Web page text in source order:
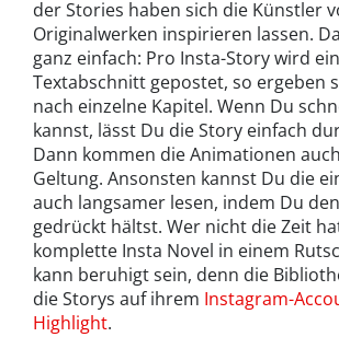
der Stories haben sich die Künstler
Originalwerken inspirieren lassen.
ganz einfach: Pro Insta-Story wird
Textabschnitt gepostet, so ergeben
nach einzelne Kapitel. Wenn Du
kannst, lässt Du die Story einfach
Dann kommen die Animationen
Geltung. Ansonsten kannst Du die
auch langsamer lesen, indem Du
gedrückt hältst. Wer nicht die Zeit
komplette Insta Novel in einem
kann beruhigt sein, denn die
die Storys auf ihrem Instagram-
Highlight.